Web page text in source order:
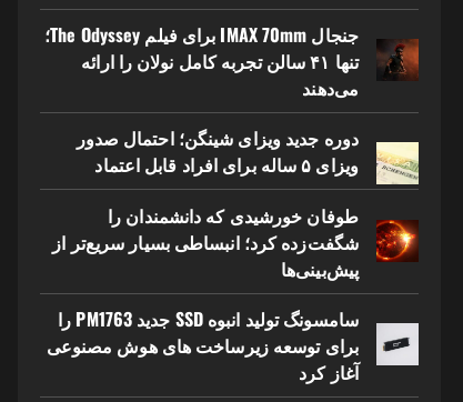
جنجال IMAX 70mm برای فیلم The Odyssey؛
تنها ۴۱ سالن تجربه کامل نولان را ارائه
می‌دهند
دوره جدید ویزای شینگن؛ احتمال صدور
ویزای ۵ ساله برای افراد قابل اعتماد
طوفان خورشیدی که دانشمندان را
شگفت‌زده کرد؛ انبساطی بسیار سریع‌تر از
پیش‌بینی‌ها
سامسونگ تولید انبوه SSD جدید PM1763 را
برای توسعه زیرساخت های هوش مصنوعی
آغاز کرد